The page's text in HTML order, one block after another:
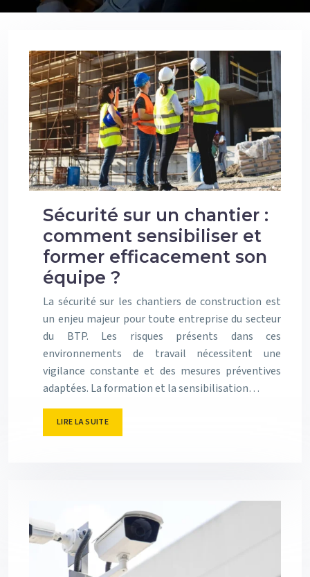
Sécurité sur un chantier :
comment sensibiliser et
former efficacement son
équipe ?
La sécurité sur les chantiers de construction est
un enjeu majeur pour toute entreprise du secteur
du BTP. Les risques présents dans ces
environnements de travail nécessitent une
vigilance constante et des mesures préventives
adaptées. La formation et la sensibilisation…
LIRE LA SUITE